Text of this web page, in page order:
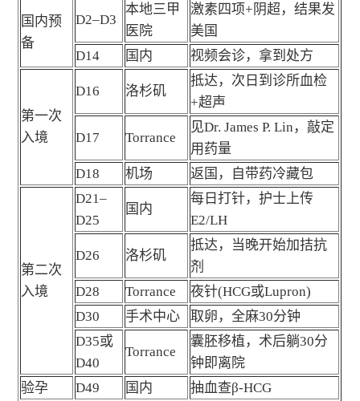
国内预
备
D2–D3
本地三甲
医院
激素四项+阴超，结果发
美国
D14
国内 视频会诊，拿到处方
第一次
入境
D16 洛杉矶
抵达，次日到诊所血检
+超声
D17 Torrance
见Dr. James P. Lin，敲定
用药量
D18
机场 返国，自带药冷藏包
第二次
入境
D21–
D25
国内
每日打针，护士上传
E2/LH
D26 洛杉矶
抵达，当晚开始加拮抗
剂
D28
Torrance
夜针(HCG或Lupron)
D30
手术中心
取卵，全麻30分钟
D35或
D40
Torrance
囊胚移植，术后躺30分
钟即离院
验孕
D49 国内 抽血查β-HCG